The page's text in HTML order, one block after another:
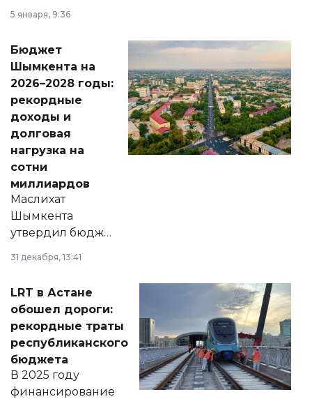
принести
народу
Венесуэлы.
5 января, 9:36
Бюджет
Шымкента на
2026–2028 годы:
рекордные
доходы и
долговая
нагрузка на
сотни
миллиардов
Маслихат
Шымкента
утвердил бюджет
города на 2026–
2028 годы.
документ
появился в базе
нормативных
правовых актов и
на сайте маслихат
города.
31 декабря, 13:41
LRT в Астане
обошел дороги:
рекордные траты
республиканского
бюджета
В 2025 году
финансирование